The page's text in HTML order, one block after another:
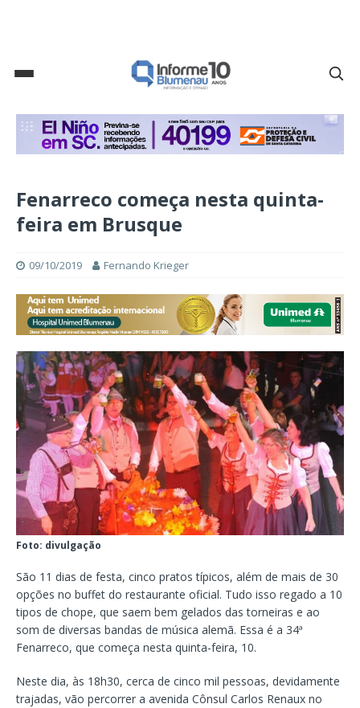
Fenarreco começa nesta quinta-
feira em Brusque
09/10/2019 Fernando Krieger
Foto: divulgação
São 11 dias de festa, cinco pratos típicos, além de mais de 30
opções no buffet do restaurante oficial. Tudo isso regado a 10
tipos de chope, que saem bem gelados das torneiras e ao
som de diversas bandas de música alemã. Essa é a 34ª
Fenarreco, que começa nesta quinta-feira, 10.
Neste dia, às 18h30, cerca de cinco mil pessoas, devidamente
trajadas, vão percorrer a avenida Cônsul Carlos Renaux no